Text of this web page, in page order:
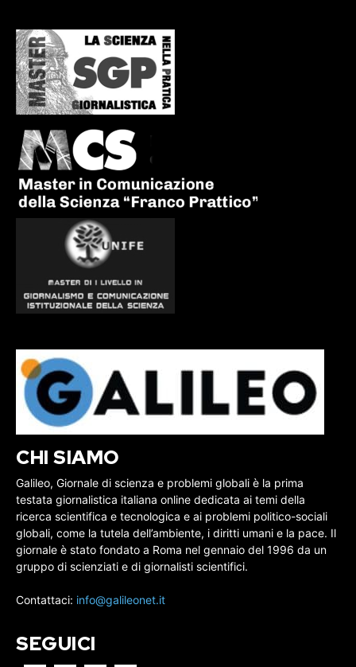
CHI SIAMO
Galileo, Giornale di scienza e problemi globali è la prima
testata giornalistica italiana online dedicata ai temi della
ricerca scientifica e tecnologica e ai problemi politico-sociali
globali, come la tutela dell’ambiente, i diritti umani e la pace. Il
giornale è stato fondato a Roma nel gennaio del 1996 da un
gruppo di scienziati e di giornalisti scientifici.
Contattaci: info@galileonet.it
SEGUICI